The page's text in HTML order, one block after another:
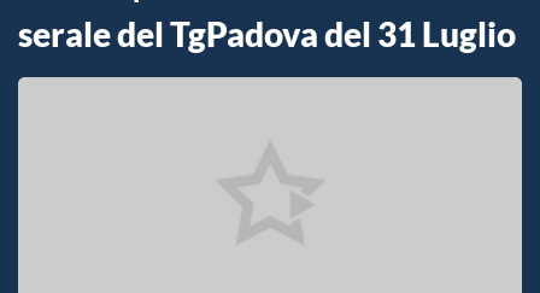
serale del TgPadova del 31 Luglio